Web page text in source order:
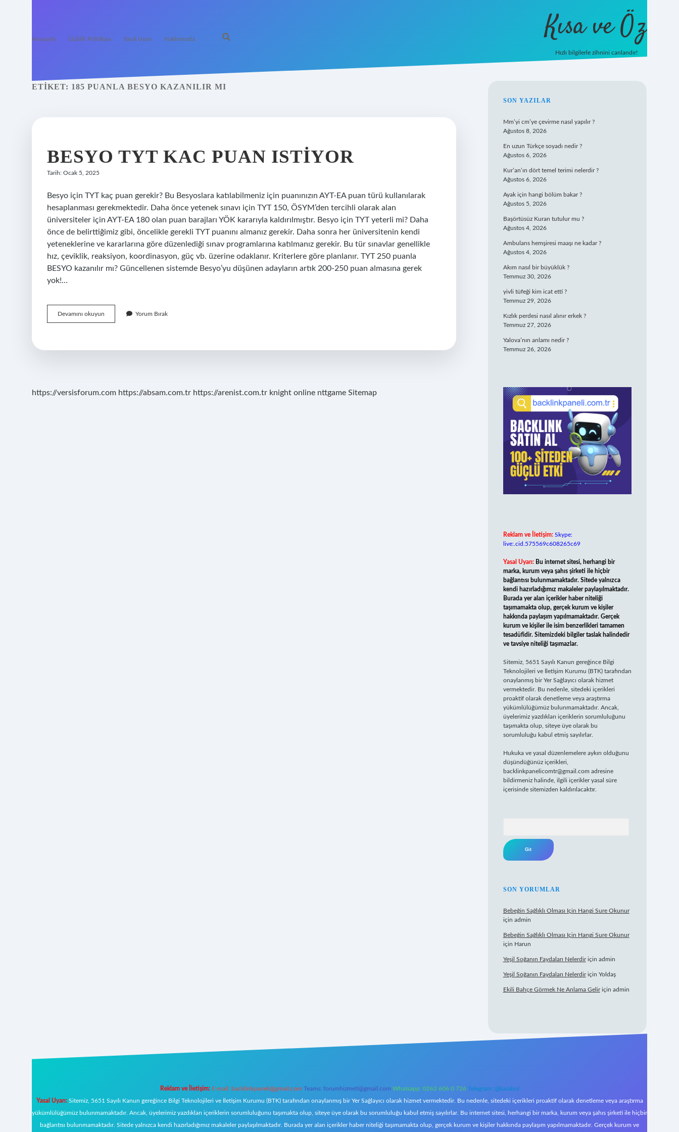
Anasayfa Gizlilik Politikası Yasal Uyarı Hakkımızda Kısa ve Öz
Hızlı bilgilerle zihnini canlandır!
ETIKET: 185 PUANLA BESYO KAZANILIR MI
BESYO TYT KAC PUAN ISTIYOR
Tarih: Ocak 5, 2025
Besyo için TYT kaç puan gerekir? Bu Besyoslara katılabilmeniz için puanınızın AYT-EA puan türü kullanılarak
hesaplanması gerekmektedir. Daha önce yetenek sınavı için TYT 150, ÖSYM’den tercihli olarak alan
üniversiteler için AYT-EA 180 olan puan barajları YÖK kararıyla kaldırılmıştır. Besyo için TYT yeterli mi? Daha
önce de belirttiğimiz gibi, öncelikle gerekli TYT puanını almanız gerekir. Daha sonra her üniversitenin kendi
yeteneklerine ve kararlarına göre düzenlediği sınav programlarına katılmanız gerekir. Bu tür sınavlar genellikle
hız, çeviklik, reaksiyon, koordinasyon, güç vb. üzerine odaklanır. Kriterlere göre planlanır. TYT 250 puanla
BESYO kazanılır mı? Güncellenen sistemde Besyo’yu düşünen adayların artık 200-250 puan almasına gerek
yok!…
Devamını okuyun
Tyt
Istiyor
Yorum Bırak
https://versisforum.com https://absam.com.tr https://arenist.com.tr knight online nttgame Sitemap
SIDEBAR
SON YAZILAR
Mm’yi cm’ye çevirme nasıl yapılır ?
Ağustos 8, 2026
En uzun Türkçe soyadı nedir ?
Ağustos 6, 2026
Kur’an’ın dört temel terimi nelerdir ?
Ağustos 6, 2026
Ayak için hangi bölüm bakar ?
Ağustos 5, 2026
Başörtüsüz Kuran tutulur mu ?
Ağustos 4, 2026
Ambulans hemşiresi maaşı ne kadar ?
Ağustos 4, 2026
Akım nasıl bir büyüklük ?
Temmuz 30, 2026
yivli tüfeği kim icat etti ?
Temmuz 29, 2026
Kızlık perdesi nasıl alınır erkek ?
Temmuz 27, 2026
Yalova’nın anlamı nedir ?
Temmuz 26, 2026
Reklam ve İletişim: Skype:
live:.cid.575569c608265c69
Yasal Uyarı: Bu internet sitesi, herhangi bir
marka, kurum veya şahıs şirketi ile hiçbir
bağlantısı bulunmamaktadır. Sitede yalnızca
kendi hazırladığımız makaleler paylaşılmaktadır.
Burada yer alan içerikler haber niteliği
taşımamakta olup, gerçek kurum ve kişiler
hakkında paylaşım yapılmamaktadır. Gerçek
kurum ve kişiler ile isim benzerlikleri tamamen
tesadüfidir. Sitemizdeki bilgiler taslak halindedir
ve tavsiye niteliği taşımazlar.
Sitemiz, 5651 Sayılı Kanun gereğince Bilgi
Teknolojileri ve İletişim Kurumu (BTK) tarafından
onaylanmış bir Yer Sağlayıcı olarak hizmet
vermektedir. Bu nedenle, sitedeki içerikleri
proaktif olarak denetleme veya araştırma
yükümlülüğümüz bulunmamaktadır. Ancak,
üyelerimiz yazdıkları içeriklerin sorumluluğunu
taşımakta olup, siteye üye olarak bu
sorumluluğu kabul etmiş sayılırlar.
Hukuka ve yasal düzenlemelere aykırı olduğunu
düşündüğünüz içerikleri,
backlinkpanelicomtr@gmail.com adresine
bildirmeniz halinde, ilgili içerikler yasal süre
içerisinde sitemizden kaldırılacaktır.
SON YORUMLAR
Bebeğin Sağlıklı Olması Için Hangi Sure Okunur
için admin
Bebeğin Sağlıklı Olması Için Hangi Sure Okunur
için Harun
Yeşil Soğanın Faydaları Nelerdiriçin admin
Yeşil Soğanın Faydaları Nelerdiriçin Yoldaş
Ekili Bahçe Görmek Ne Anlama Geliriçin admin
Reklam ve İletişim: E-mail: backlinkpaneli@gmail.com Teams: forumhizmeti@gmail.com Whatsapp: 0262 606 0 726 Telegram: @karabul
Yasal Uyarı:Sitemiz, 5651 Sayılı Kanun gereğince Bilgi Teknolojileri ve İletişim Kurumu (BTK) tarafından onaylanmış bir Yer Sağlayıcı olarak hizmet vermektedir. Bu nedenle, sitedeki içerikleri proaktif olarak denetleme veya araştırma
yükümlülüğümüz bulunmamaktadır. Ancak, üyelerimiz yazdıkları içeriklerin sorumluluğunu taşımakta olup, siteye üye olarak bu sorumluluğu kabul etmiş sayılırlar. Bu internet sitesi, herhangi bir marka, kurum veya şahıs şirketi ile hiçbir
bağlantısı bulunmamaktadır. Sitede yalnızca kendi hazırladığımız makaleler paylaşılmaktadır. Burada yer alan içerikler haber niteliği taşımamakta olup, gerçek kurum ve kişiler hakkında paylaşım yapılmamaktadır. Gerçek kurum ve